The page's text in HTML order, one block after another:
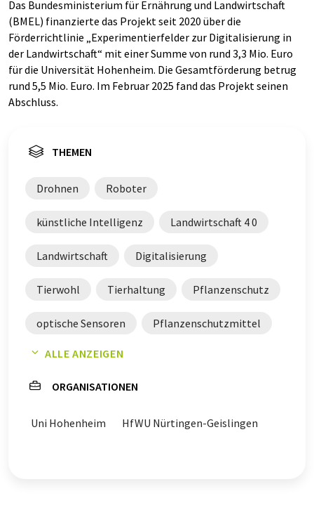
Das Bundesministerium für Ernährung und Landwirtschaft
(BMEL) finanzierte das Projekt seit 2020 über die
Förderrichtlinie „Experimentierfelder zur Digitalisierung in
der Landwirtschaft“ mit einer Summe von rund 3,3 Mio. Euro
für die Universität Hohenheim. Die Gesamtförderung betrug
rund 5,5 Mio. Euro. Im Februar 2025 fand das Projekt seinen
Abschluss.
THEMEN
Drohnen Roboter
künstliche Intelligenz Landwirtschaft 4 0
Landwirtschaft Digitalisierung
Tierwohl Tierhaltung Pflanzenschutz
optische Sensoren Pflanzenschutzmittel
Ackerbau
ALLE ANZEIGEN
ORGANISATIONEN
Uni Hohenheim HfWU Nürtingen-Geislingen